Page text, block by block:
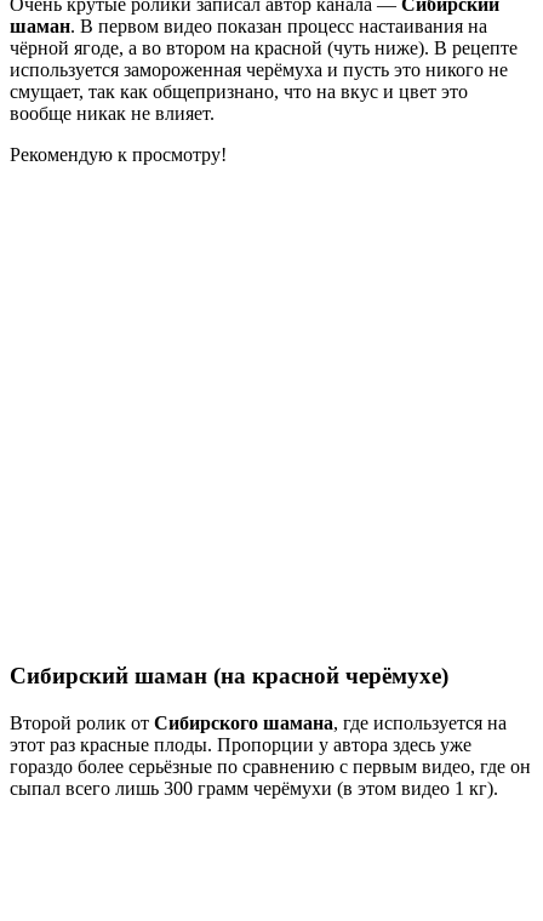
Очень крутые ролики записал автор канала — Сибирский
шаман. В первом видео показан процесс настаивания на
чёрной ягоде, а во втором на красной (чуть ниже). В рецепте
используется замороженная черёмуха и пусть это никого не
смущает, так как общепризнано, что на вкус и цвет это
вообще никак не влияет.
Рекомендую к просмотру!
Сибирский шаман (на красной черёмухе)
Второй ролик от Сибирского шамана, где используется на
этот раз красные плоды. Пропорции у автора здесь уже
гораздо более серьёзные по сравнению с первым видео, где он
сыпал всего лишь 300 грамм черёмухи (в этом видео 1 кг).